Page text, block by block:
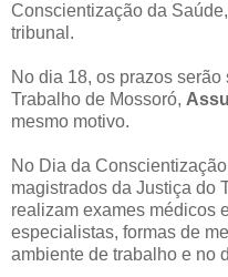
Conscientização da
tribunal.
No dia 18, os prazos
Trabalho de Mossoró, Assu
mesmo motivo.
No Dia da
magistrados da Justiça do
realizam exames médicos
especialistas, formas de
ambiente de trabalho e no